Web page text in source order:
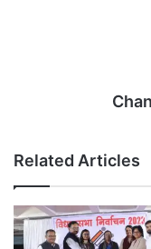
Related Articles